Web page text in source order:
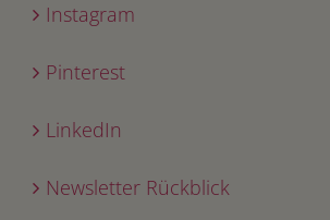
Instagram
Pinterest
LinkedIn
Newsletter Rückblick